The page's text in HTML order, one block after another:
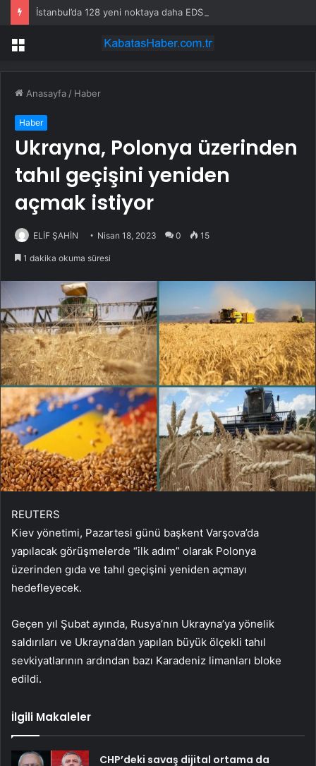
İstanbul’da 128 yeni noktaya daha EDS geliyor
Menü
Anasayfa / Haber
Haber
Ukrayna, Polonya üzerinden
tahıl geçişini yeniden
açmak istiyor
ELİF ŞAHİN Nisan 18, 2023 0 15
1 dakika okuma süresi
REUTERS
Kiev yönetimi, Pazartesi günü başkent Varşova’da
yapılacak görüşmelerde “ilk adım” olarak Polonya
üzerinden gıda ve tahıl geçişini yeniden açmayı
hedefleyecek.
Geçen yıl Şubat ayında, Rusya’nın Ukrayna’ya yönelik
saldırıları ve Ukrayna’dan yapılan büyük ölçekli tahıl
sevkiyatlarının ardından bazı Karadeniz limanları bloke
edildi.
İlgili Makaleler
CHP’deki savaş dijital ortama da